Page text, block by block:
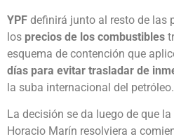
YPF definirá junto al resto de las
los precios de los combustibles
esquema de contención que
días para evitar trasladar de
la suba internacional del petróleo.
La decisión se da luego de que
Horacio Marín resolviera a